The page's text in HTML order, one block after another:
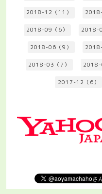
2018-12（11）
2018-09（6） 2018-
2018-06（9）
2018-03（7） 2018-
2017-12（6）